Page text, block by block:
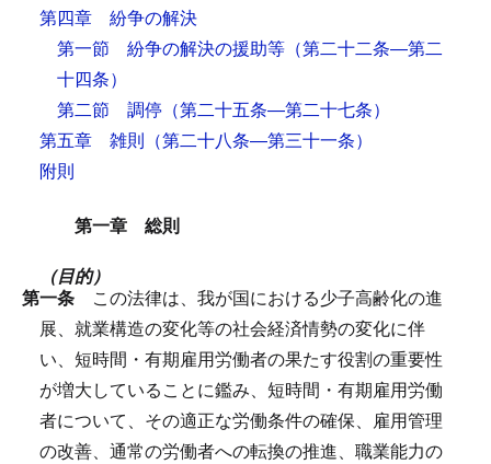
第四章 紛争の解決
第一節 紛争の解決の援助等 （第二十二条―第二
十四条）
第二節 調停 （第二十五条―第二十七条）
第五章 雑則 （第二十八条―第三十一条）
附則
第一章 総則
（目的）
第一条 この法律は、我が国における少子高齢化の進
展、就業構造の変化等の社会経済情勢の変化に伴
い、短時間・有期雇用労働者の果たす役割の重要性
が増大していることに鑑み、短時間・有期雇用労働
者について、その適正な労働条件の確保、雇用管理
の改善、通常の労働者への転換の推進、職業能力の